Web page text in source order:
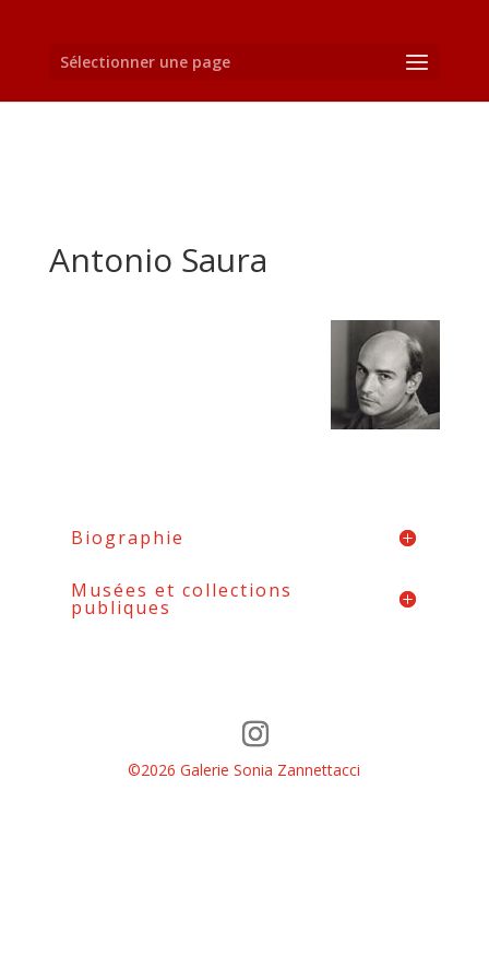
Sélectionner une page
Antonio Saura
Biographie
Musées et collections
publiques
©2026 Galerie Sonia Zannettacci